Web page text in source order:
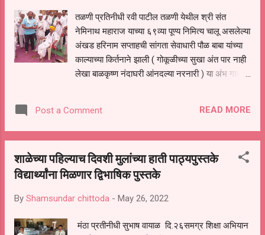
तळणी प्रतिनीधी रवी पाटील तळणी येथील श्री संत
नेमिनाथ महाराज याच्या ६९व्या पूण्य निमित्य चालू असलेल्या
अंखड हरिनाम सप्ताहची सांगता सेवाधारी पौळ बाबा यांच्या
काल्याच्या किर्तनाने झाली ( गोकूळीच्या सुखा अंत पार नाही
लेखा बाळकृष्ण नंदाघरी आंनदल्या नरनारी ) या अंभ गावर
नामस्मरणाचे अध्यात्माचे पेव आहे भक्ती ही निस्वार्थ असावी
त्यामध्ये कुठलाच स्वार्थ नसू नाही गवळणीची भक्ती जशी
धावून जात सत्य युगातील राजा हरिश्चद्राची साठ हजार
वर्षाची तपश्चर्या केली तेव्हा देव भेटला त्या साठी त्याग निष्ठा
युगातील भक्ती ही नाटकी व स्वार्थी आहे मनुष्यावर संकट
मनुष्य झाला आहे काला हा मानवी जीवनासाठी एक
Post a Comment READ MORE
शाळेच्या पहिल्याच दिवशी मुलांच्या हाती पाठ्यपुस्तके
विद्यार्थ्यांना मिळणार द्विभाषिक पुस्तके
By Shamsundar chittoda - May 26, 2022
मंठा प्रतीनीधी सुभाष वायाळ दि.२६समग्र शिक्षा अभियान